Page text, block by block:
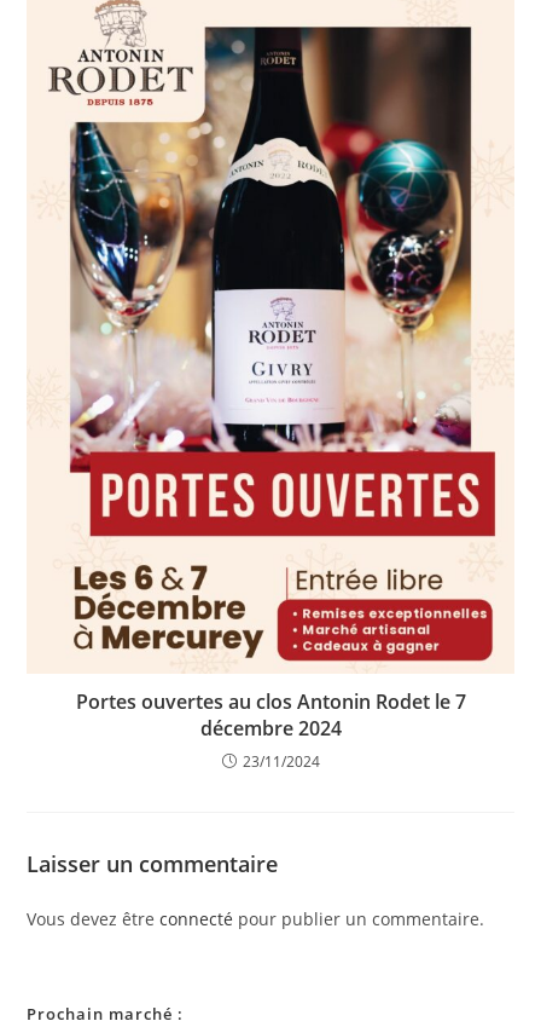
Portes ouvertes au clos Antonin Rodet le 7
décembre 2024
23/11/2024
Laisser un commentaire
Vous devez êtreconnecté pour publier un commentaire.
Prochain marché :